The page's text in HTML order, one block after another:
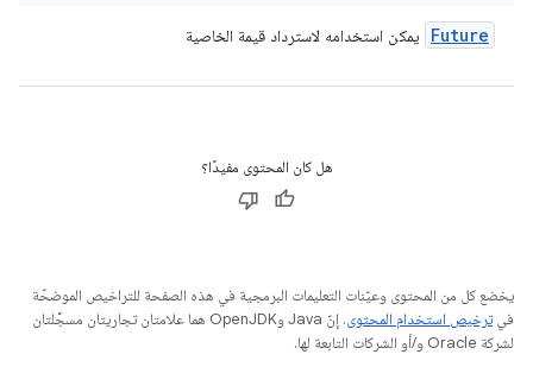
Future يمكن استخدامه لاسترداد قيمة الخاصية
هل كان المحتوى مفيدًا؟
يخضع كل من المحتوى وعيّنات التعليمات البرمجية في هذه الصفحة للتراخيص الموضحّة
فيترخيص استخدام المحتوى
. إنّ Java وOpenJDK هما علامتان تجاريتان مسجَّلتان
لشركة Oracle و/أو الشركات التابعة لها.